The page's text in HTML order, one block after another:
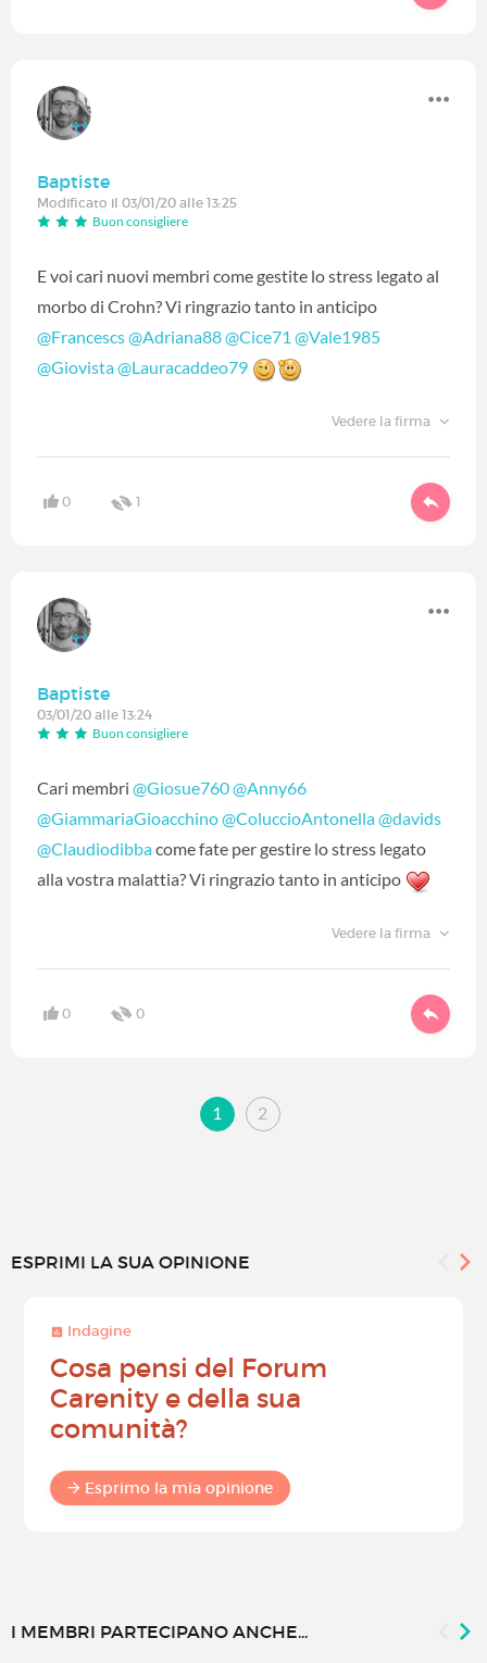
Baptiste
Modificato il 03/01/20 alle 13:25
Buon consigliere
E voi cari nuovi membri come gestite lo stress legato al
morbo di Crohn? Vi ringrazio tanto in anticipo
@Francescs@Adriana88@Cice71 @Vale1985
@Giovista@Lauracaddeo79
Vedere la firma
0 1
Baptiste
03/01/20 alle 13:24
Buon consigliere
Cari membri @Giosue760@Anny66
@GiammariaGioacchino@ColuccioAntonella@davids
@Claudiodibba‍ come fate per gestire lo stress legato
alla vostra malattia? Vi ringrazio tanto in anticipo
Vedere la firma
0 0
1 2
ESPRIMI LA SUA OPINIONE
Indagine
Cosa pensi del Forum
Carenity e della sua
comunità?
Esprimo la mia opinione
I MEMBRI PARTECIPANO ANCHE...